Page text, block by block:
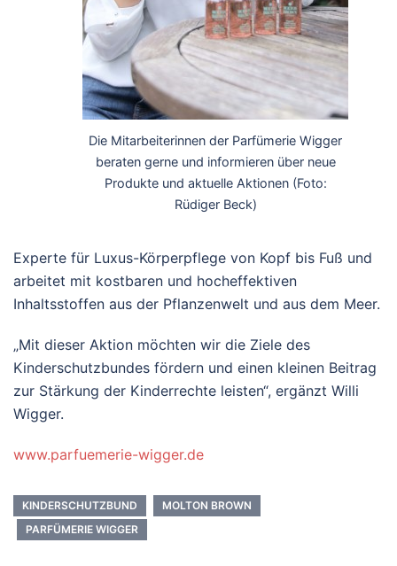
Die Mitarbeiterinnen der Parfümerie Wigger
beraten gerne und informieren über neue
Produkte und aktuelle Aktionen (Foto:
Rüdiger Beck)
Experte für Luxus-Körperpflege von Kopf bis Fuß und
arbeitet mit kostbaren und hocheffektiven
Inhaltsstoffen aus der Pflanzenwelt und aus dem Meer.
„Mit dieser Aktion möchten wir die Ziele des
Kinderschutzbundes fördern und einen kleinen Beitrag
zur Stärkung der Kinderrechte leisten“, ergänzt Willi
Wigger.
www.parfuemerie-wigger.de
KINDERSCHUTZBUND
MOLTON BROWN
PARFÜMERIE WIGGER